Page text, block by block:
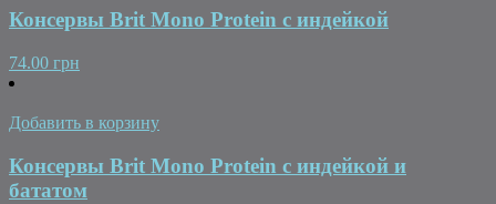
Консервы Brit Mono Protein с индейкой
74.00 грн
Добавить в корзину
Консервы Brit Mono Protein с индейкой и
бататом